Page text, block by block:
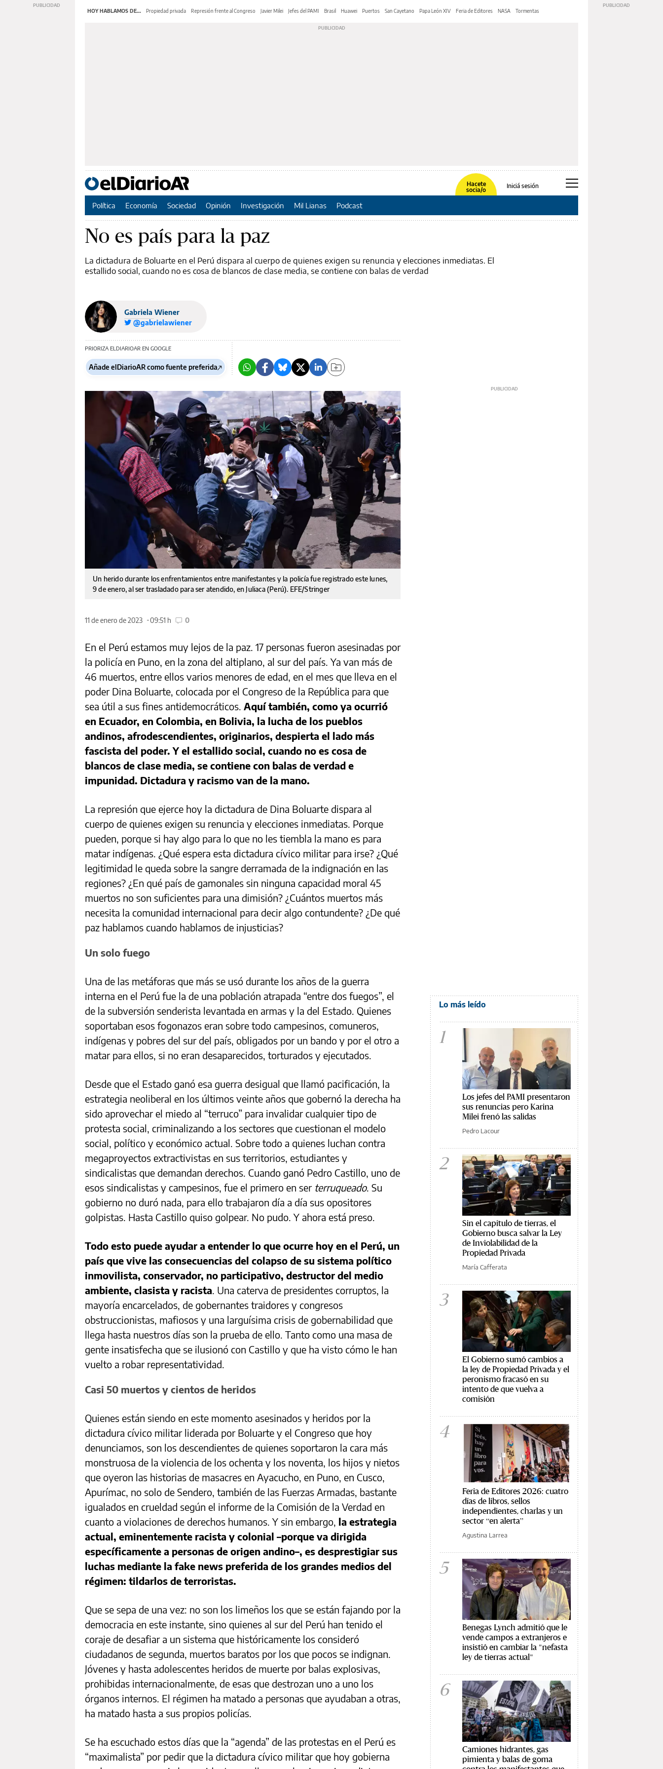
HOY HABLAMOS DE... Propiedad privada Represión frente al Congreso Javier Milei Jefes del PAMI Brasil Huawei Puertos San Cayetano Papa León XIV Feria de Editores NASA Tormentas
Hacete
socia/o
Iniciá sesión
Política Economía Sociedad Opinión Investigación Mil Lianas Podcast
No es país para la paz
La dictadura de Boluarte en el Perú dispara al cuerpo de quienes exigen su renuncia y elecciones inmediatas. El
estallido social, cuando no es cosa de blancos de clase media, se contiene con balas de verdad
Gabriela Wiener
@gabrielawiener
PRIORIZA ELDIARIOAR EN GOOGLE
Añade elDiarioAR como fuente preferida
Un herido durante los enfrentamientos entre manifestantes y la policía fue registrado este lunes,
9 de enero, al ser trasladado para ser atendido, en Juliaca (Perú). EFE/Stringer
11 de enero de 2023 09:51 h 0
En el Perú estamos muy lejos de la paz. 17 personas fueron asesinadas por
la policía en Puno, en la zona del altiplano, al sur del país. Ya van más de
46 muertos, entre ellos varios menores de edad, en el mes que lleva en el
poder Dina Boluarte, colocada por el Congreso de la República para que
sea útil a sus fines antidemocráticos. Aquí también, como ya ocurrió
en Ecuador, en Colombia, en Bolivia, la lucha de los pueblos
andinos, afrodescendientes, originarios, despierta el lado más
fascista del poder. Y el estallido social, cuando no es cosa de
blancos de clase media, se contiene con balas de verdad e
impunidad. Dictadura y racismo van de la mano.
La represión que ejerce hoy la dictadura de Dina Boluarte dispara al
cuerpo de quienes exigen su renuncia y elecciones inmediatas. Porque
pueden, porque si hay algo para lo que no les tiembla la mano es para
matar indígenas. ¿Qué espera esta dictadura cívico militar para irse? ¿Qué
legitimidad le queda sobre la sangre derramada de la indignación en las
regiones? ¿En qué país de gamonales sin ninguna capacidad moral 45
muertos no son suficientes para una dimisión? ¿Cuántos muertos más
necesita la comunidad internacional para decir algo contundente? ¿De qué
paz hablamos cuando hablamos de injusticias?
Un solo fuego
Una de las metáforas que más se usó durante los años de la guerra
interna en el Perú fue la de una población atrapada “entre dos fuegos”, el
de la subversión senderista levantada en armas y la del Estado. Quienes
soportaban esos fogonazos eran sobre todo campesinos, comuneros,
indígenas y pobres del sur del país, obligados por un bando y por el otro a
matar para ellos, si no eran desaparecidos, torturados y ejecutados.
Desde que el Estado ganó esa guerra desigual que llamó pacificación, la
estrategia neoliberal en los últimos veinte años que gobernó la derecha ha
sido aprovechar el miedo al “terruco” para invalidar cualquier tipo de
protesta social, criminalizando a los sectores que cuestionan el modelo
social, político y económico actual. Sobre todo a quienes luchan contra
megaproyectos extractivistas en sus territorios, estudiantes y
sindicalistas que demandan derechos. Cuando ganó Pedro Castillo, uno de
esos sindicalistas y campesinos, fue el primero en ser terruqueado. Su
gobierno no duró nada, para ello trabajaron día a día sus opositores
golpistas. Hasta Castillo quiso golpear. No pudo. Y ahora está preso.
Todo esto puede ayudar a entender lo que ocurre hoy en el Perú, un
país que vive las consecuencias del colapso de su sistema político
inmovilista, conservador, no participativo, destructor del medio
ambiente, clasista y racista. Una caterva de presidentes corruptos, la
mayoría encarcelados, de gobernantes traidores y congresos
obstruccionistas, mafiosos y una larguísima crisis de gobernabilidad que
llega hasta nuestros días son la prueba de ello. Tanto como una masa de
gente insatisfecha que se ilusionó con Castillo y que ha visto cómo le han
vuelto a robar representatividad.
Casi 50 muertos y cientos de heridos
Quienes están siendo en este momento asesinados y heridos por la
dictadura cívico militar liderada por Boluarte y el Congreso que hoy
denunciamos, son los descendientes de quienes soportaron la cara más
monstruosa de la violencia de los ochenta y los noventa, los hijos y nietos
que oyeron las historias de masacres en Ayacucho, en Puno, en Cusco,
Apurímac, no solo de Sendero, también de las Fuerzas Armadas, bastante
igualados en crueldad según el informe de la Comisión de la Verdad en
cuanto a violaciones de derechos humanos. Y sin embargo, la estrategia
actual, eminentemente racista y colonial –porque va dirigida
específicamente a personas de origen andino–, es desprestigiar sus
luchas mediante la fake news preferida de los grandes medios del
régimen: tildarlos de terroristas.
Que se sepa de una vez: no son los limeños los que se están fajando por la
democracia en este instante, sino quienes al sur del Perú han tenido el
coraje de desafiar a un sistema que históricamente los consideró
ciudadanos de segunda, muertos baratos por los que pocos se indignan.
Jóvenes y hasta adolescentes heridos de muerte por balas explosivas,
prohibidas internacionalmente, de esas que destrozan uno a uno los
órganos internos. El régimen ha matado a personas que ayudaban a otras,
ha matado hasta a sus propios policías.
Se ha escuchado estos días que la “agenda” de las protestas en el Perú es
“maximalista” por pedir que la dictadura cívico militar que hoy gobierna
Lo más leído
1
Los jefes del PAMI presentaron
sus renuncias pero Karina
Milei frenó las salidas
Pedro Lacour
2
Sin el capítulo de tierras, el
Gobierno busca salvar la Ley
de Inviolabilidad de la
Propiedad Privada
María Cafferata
3
El Gobierno sumó cambios a
la ley de Propiedad Privada y el
peronismo fracasó en su
intento de que vuelva a
comisión
4
Feria de Editores 2026: cuatro
días de libros, sellos
independientes, charlas y un
sector “en alerta”
Agustina Larrea
5
Benegas Lynch admitió que le
vende campos a extranjeros e
insistió en cambiar la "nefasta
ley de tierras actual"
6
Camiones hidrantes, gas
pimienta y balas de goma